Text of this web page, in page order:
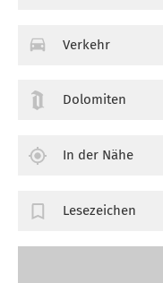
Verkehr
Dolomiten
In der Nähe
Lesezeichen